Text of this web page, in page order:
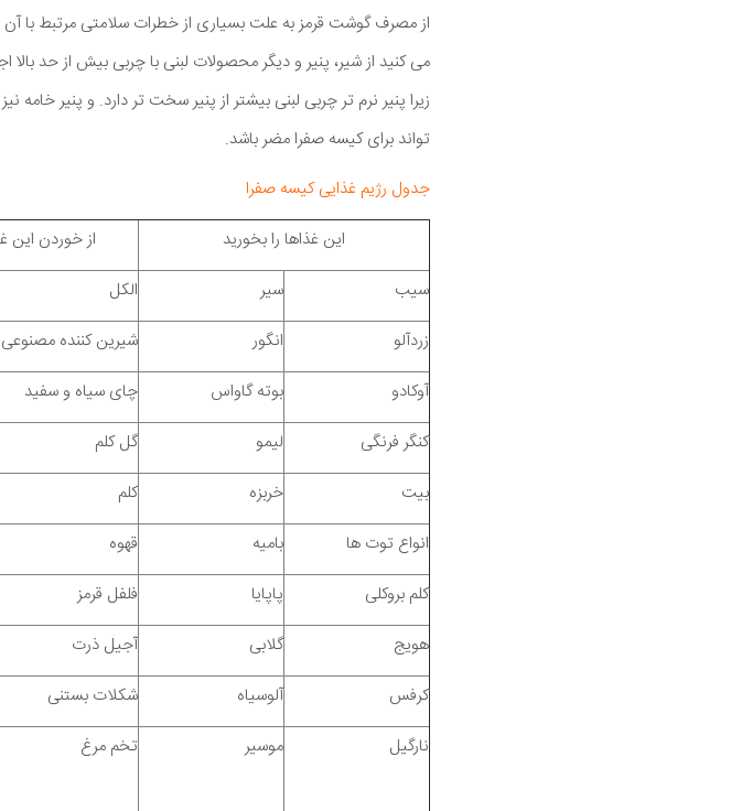
از مصرف گوشت قرمز به علت بسیاری از خطرات سلامتی مرتبط با آن
می کنید از شیر، پنیر و دیگر محصولات لبنی با چربی بیش از حد بالا
زیرا پنیر نرم تر چربی لبنی بیشتر از پنیر سخت تر دارد. و پنیر
تواند برای کیسه صفرا مضر باشد.
جدول رژیم غذایی کیسه صفرا
این غذاها را بخورید
از خوردن این
سیب
سیر الکل
زردآلو
انگور شیرین کننده مصنوعی
آوکادو
بوته گاواس چای سیاه و سفید
کنگر فرنگی
لیمو گل کلم
بیت
خربزه کلم
انواع توت ها
بامیه قهوه
کلم بروکلی
پاپایا فلفل قرمز
هویج
گلابی آجیل ذرت
کرفس
آلوسیاه شکلات بستنی
نارگیل
موسیر تخم مرغ